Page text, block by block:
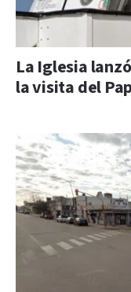
La Iglesia
la visita del